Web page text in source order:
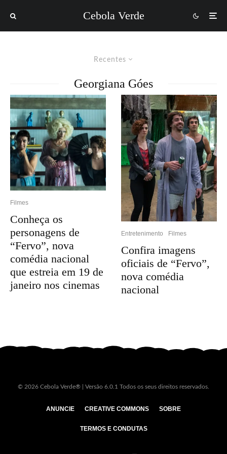
Cebola Verde
Recentes
Georgiana Góes
Filmes
Conheça os
personagens de
“Fervo”, nova
comédia nacional
que estreia em 19 de
janeiro nos cinemas
Entretenimento Filmes
Confira imagens
oficiais de “Fervo”,
nova comédia
nacional
© 2026 Cebola Verde® | Versão 6.0.1 Todos os seus direitos reservados.
ANUNCIE CREATIVE COMMONS SOBRE
TERMOS E CONDUTAS